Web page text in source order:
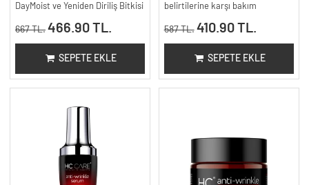
DayMoist ve Yeniden Diriliş Bitkisi
667 TL. 466.90 TL.
SEPETE EKLE
belirtilerine karşı bakım
587 TL. 410.90 TL.
SEPETE EKLE